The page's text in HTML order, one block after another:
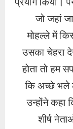
प्रयोग किया।
जो जहां
मोहल्ले में
उसका चेहरा
होता तो हम
कि अच्छे भले
उन्होंने कहा
शीर्ष